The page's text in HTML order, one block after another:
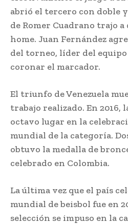
abrió el tercero con doble
de Romer Cuadrano trajo
home. Juan Fernández
del torneo, líder del
coronar el marcador.
El triunfo de Venezuela
trabajo realizado. En 2016,
octavo lugar en la
mundial de la categoría.
obtuvo la medalla de
celebrado en Colombia.
La última vez que el país
mundial de beisbol fue en
selección se impuso en la